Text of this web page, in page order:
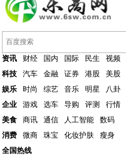
资讯 财经 国内 国际 民生 视频
科技
汽车 金融 证券 港股 美股
娱乐
时尚 综艺 音乐 明星 八卦
企业
游戏 选车 导购 评测 行情
美食
商讯 通信 人工智能
数码
消费
微商 珠宝 化妆护肤
瘦身
全国热线